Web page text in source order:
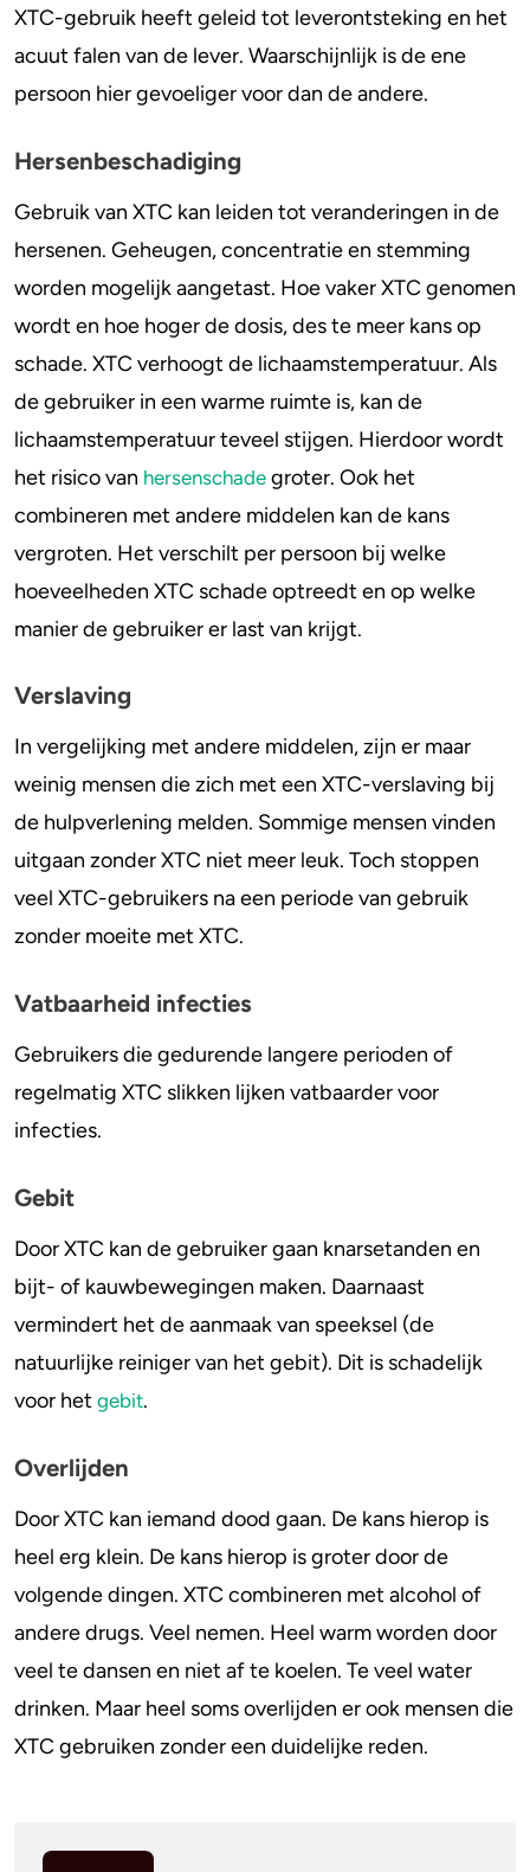
XTC-gebruik heeft geleid tot leverontsteking en het
acuut falen van de lever. Waarschijnlijk is de ene
persoon hier gevoeliger voor dan de andere.
Hersenbeschadiging
Gebruik van XTC kan leiden tot veranderingen in de
hersenen. Geheugen, concentratie en stemming
worden mogelijk aangetast. Hoe vaker XTC genomen
wordt en hoe hoger de dosis, des te meer kans op
schade. XTC verhoogt de lichaamstemperatuur. Als
de gebruiker in een warme ruimte is, kan de
lichaamstemperatuur teveel stijgen. Hierdoor wordt
het risico van hersenschade groter. Ook het
combineren met andere middelen kan de kans
vergroten. Het verschilt per persoon bij welke
hoeveelheden XTC schade optreedt en op welke
manier de gebruiker er last van krijgt.
Verslaving
In vergelijking met andere middelen, zijn er maar
weinig mensen die zich met een XTC-verslaving bij
de hulpverlening melden. Sommige mensen vinden
uitgaan zonder XTC niet meer leuk. Toch stoppen
veel XTC-gebruikers na een periode van gebruik
zonder moeite met XTC.
Vatbaarheid infecties
Gebruikers die gedurende langere perioden of
regelmatig XTC slikken lijken vatbaarder voor
infecties.
Gebit
Door XTC kan de gebruiker gaan knarsetanden en
bijt- of kauwbewegingen maken. Daarnaast
vermindert het de aanmaak van speeksel (de
natuurlijke reiniger van het gebit). Dit is schadelijk
voor het gebit.
Overlijden
Door XTC kan iemand dood gaan. De kans hierop is
heel erg klein. De kans hierop is groter door de
volgende dingen. XTC combineren met alcohol of
andere drugs. Veel nemen. Heel warm worden door
veel te dansen en niet af te koelen. Te veel water
drinken. Maar heel soms overlijden er ook mensen die
XTC gebruiken zonder een duidelijke reden.